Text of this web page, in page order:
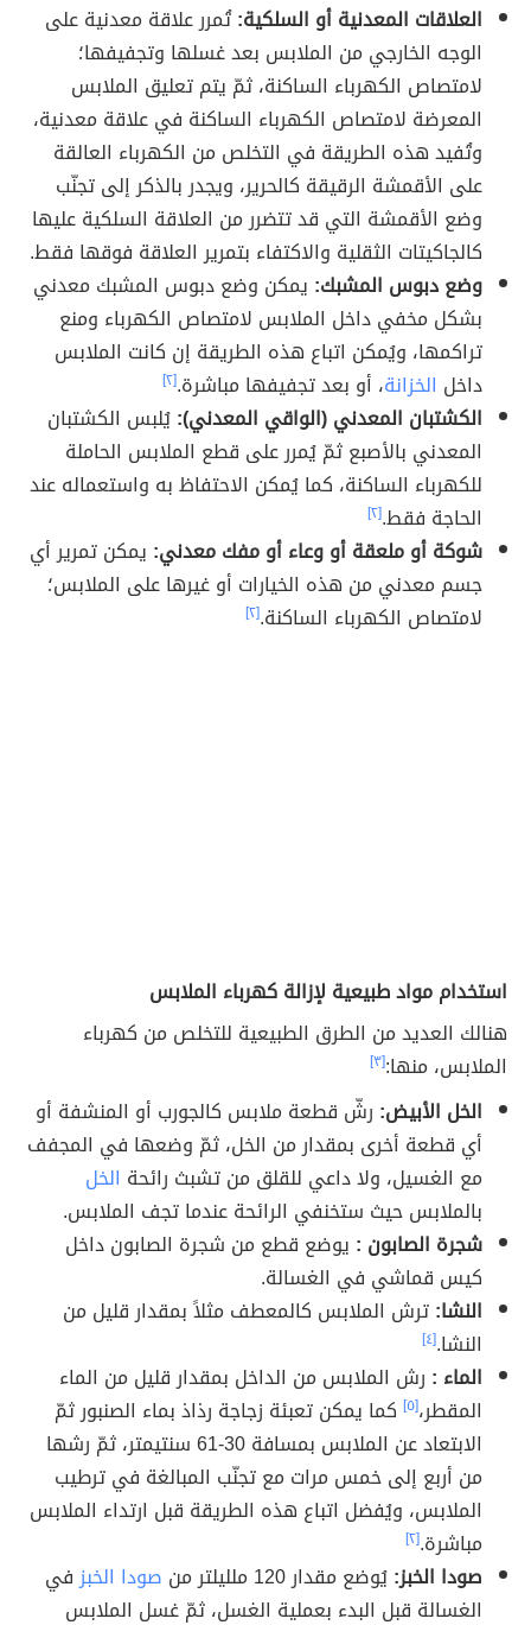
العلاقات المعدنية أو السلكية:تُمرر علاقة معدنية على
الوجه الخارجي من الملابس بعد غسلها وتجفيفها؛
لامتصاص الكهرباء الساكنة، ثمّ يتم تعليق الملابس
المعرضة لامتصاص الكهرباء الساكنة في علاقة معدنية،
وتُفيد هذه الطريقة في التخلص من الكهرباء العالقة
على الأقمشة الرقيقة كالحرير، ويجدر بالذكر إلى تجنّب
وضع الأقمشة التي قد تتضرر من العلاقة السلكية عليها
كالجاكيتات الثقلية والاكتفاء بتمرير العلاقة فوقها فقط.
وضع دبوس المشبك: يمكن وضع دبوس المشبك معدني
بشكل مخفي داخل الملابس لامتصاص الكهرباء ومنع
تراكمها، ويُمكن اتباع هذه الطريقة إن كانت الملابس
داخل الخزانة، أو بعد تجفيفها مباشرة.[٢]
الكشتبان المعدني (الواقي المعدني):يُلبس الكشتبان
المعدني بالأصبع ثمّ يُمرر على قطع الملابس الحاملة
للكهرباء الساكنة، كما يُمكن الاحتفاظ به واستعماله عند
الحاجة فقط.[٢]
شوكة أو ملعقة أو وعاء أو مفك معدني: يمكن تمرير أي
جسم معدني من هذه الخيارات أو غيرها على الملابس؛
لامتصاص الكهرباء الساكنة.[٢]
استخدام مواد طبيعية لإزالة كهرباء الملابس
هنالك العديد من الطرق الطبيعية للتخلص من كهرباء
الملابس، منها:[٣]
الخل الأبيض: رشّ قطعة ملابس كالجورب أو المنشفة أو
أي قطعة أخرى بمقدار من الخل، ثمّ وضعها في المجفف
مع الغسيل، ولا داعي للقلق من تشبث رائحة الخل
بالملابس حيث ستخنفي الرائحة عندما تجف الملابس.
شجرة الصابون : يوضع قطع من شجرة الصابون داخل
كيس قماشي في الغسالة.
النشا:ترش الملابس كالمعطف مثلاً بمقدار قليل من
النشا.[٤]
الماء : رش الملابس من الداخل بمقدار قليل من الماء
المقطر،[٥] كما يمكن تعبئة زجاجة رذاذ بماء الصنبور ثمّ
الابتعاد عن الملابس بمسافة 30-61 سنتيمتر، ثمّ رشها
من أربع إلى خمس مرات مع تجنّب المبالغة في ترطيب
الملابس، ويُفضل اتباع هذه الطريقة قبل ارتداء الملابس
مباشرة.[٢]
صودا الخبز:يُوضع مقدار 120 ملليلتر من صودا الخبزفي
الغسالة قبل البدء بعملية الغسل، ثمّ غسل الملابس